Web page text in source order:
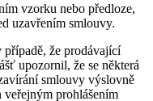
vzorku nebo předloze,
uzavřením smlouvy.
případě, že prodávající
upozornil, že se některá
smlouvy výslovně
veřejným prohlášením